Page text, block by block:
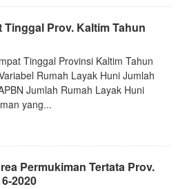
Tinggal Prov. Kaltim Tahun
Tinggal Provinsi Kaltim Tahun
Rumah Layak Huni Jumlah
Jumlah Rumah Layak Huni
yang...
Permukiman Tertata Prov.
2020